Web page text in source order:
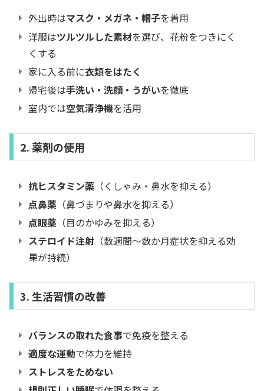
外出時はマスク・メガネ・帽子を着用
洋服はツルツルした素材を選び、花粉をつきにく
くする
家に入る前に衣類をはたく
帰宅後は手洗い・洗顔・うがいを徹底
室内では空気清浄機を活用
2. 薬剤の使用
抗ヒスタミン薬（くしゃみ・鼻水を抑える）
点鼻薬（鼻づまりや鼻水を抑える）
点眼薬（目のかゆみを抑える）
ステロイド注射（数週間～数か月症状を抑える効
果が持続）
3. 生活習慣の改善
バランスの取れた食事で免疫を整える
適度な運動で体力を維持
ストレスをためない